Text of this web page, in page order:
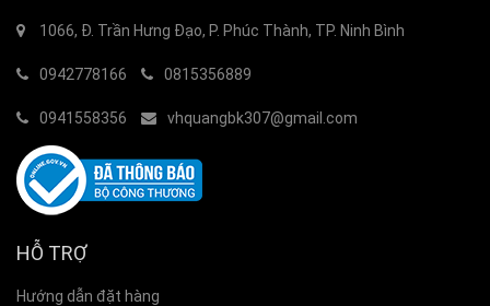
1066, Đ. Trần Hưng Đạo, P. Phúc Thành, TP. Ninh Bình
0942778166 0815356889
0941558356 vhquangbk307@gmail.com
HỖ TRỢ
Hướng dẫn đặt hàng